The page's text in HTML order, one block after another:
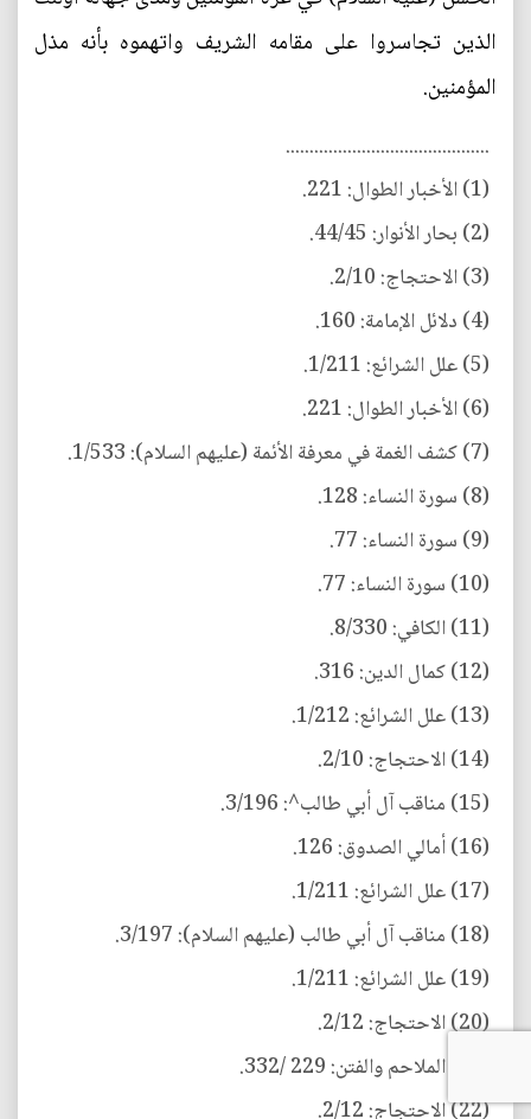
الذين تجاسروا على مقامه الشريف واتهموه بأنه مذل
المؤمنين.
...........................................
(1) الأخبار الطوال: 221.
(2) بحار الأنوار: 44/45.
(3) الاحتجاج: 2/10.
(4) دلائل الإمامة: 160.
(5) علل الشرائع: 1/211.
(6) الأخبار الطوال: 221.
(7) كشف الغمة في معرفة الأئمة (عليهم السلام): 1/533.
(8) سورة النساء: 128.
(9) سورة النساء: 77.
(10) سورة النساء: 77.
(11) الكافي: 8/330.
(12) كمال الدين: 316.
(13) علل الشرائع: 1/212.
(14) الاحتجاج: 2/10.
(15) مناقب آل أبي طالب^: 3/196.
(16) أمالي الصدوق: 126.
(17) علل الشرائع: 1/211.
(18) مناقب آل أبي طالب (عليهم السلام): 3/197.
(19) علل الشرائع: 1/211.
(20) الاحتجاج: 2/12.